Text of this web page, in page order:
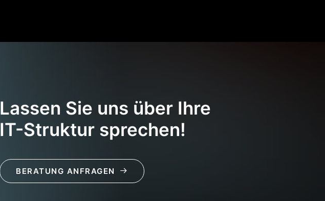
Lassen Sie uns über Ihre
IT-Struktur sprechen!
BERATUNG ANFRAGEN